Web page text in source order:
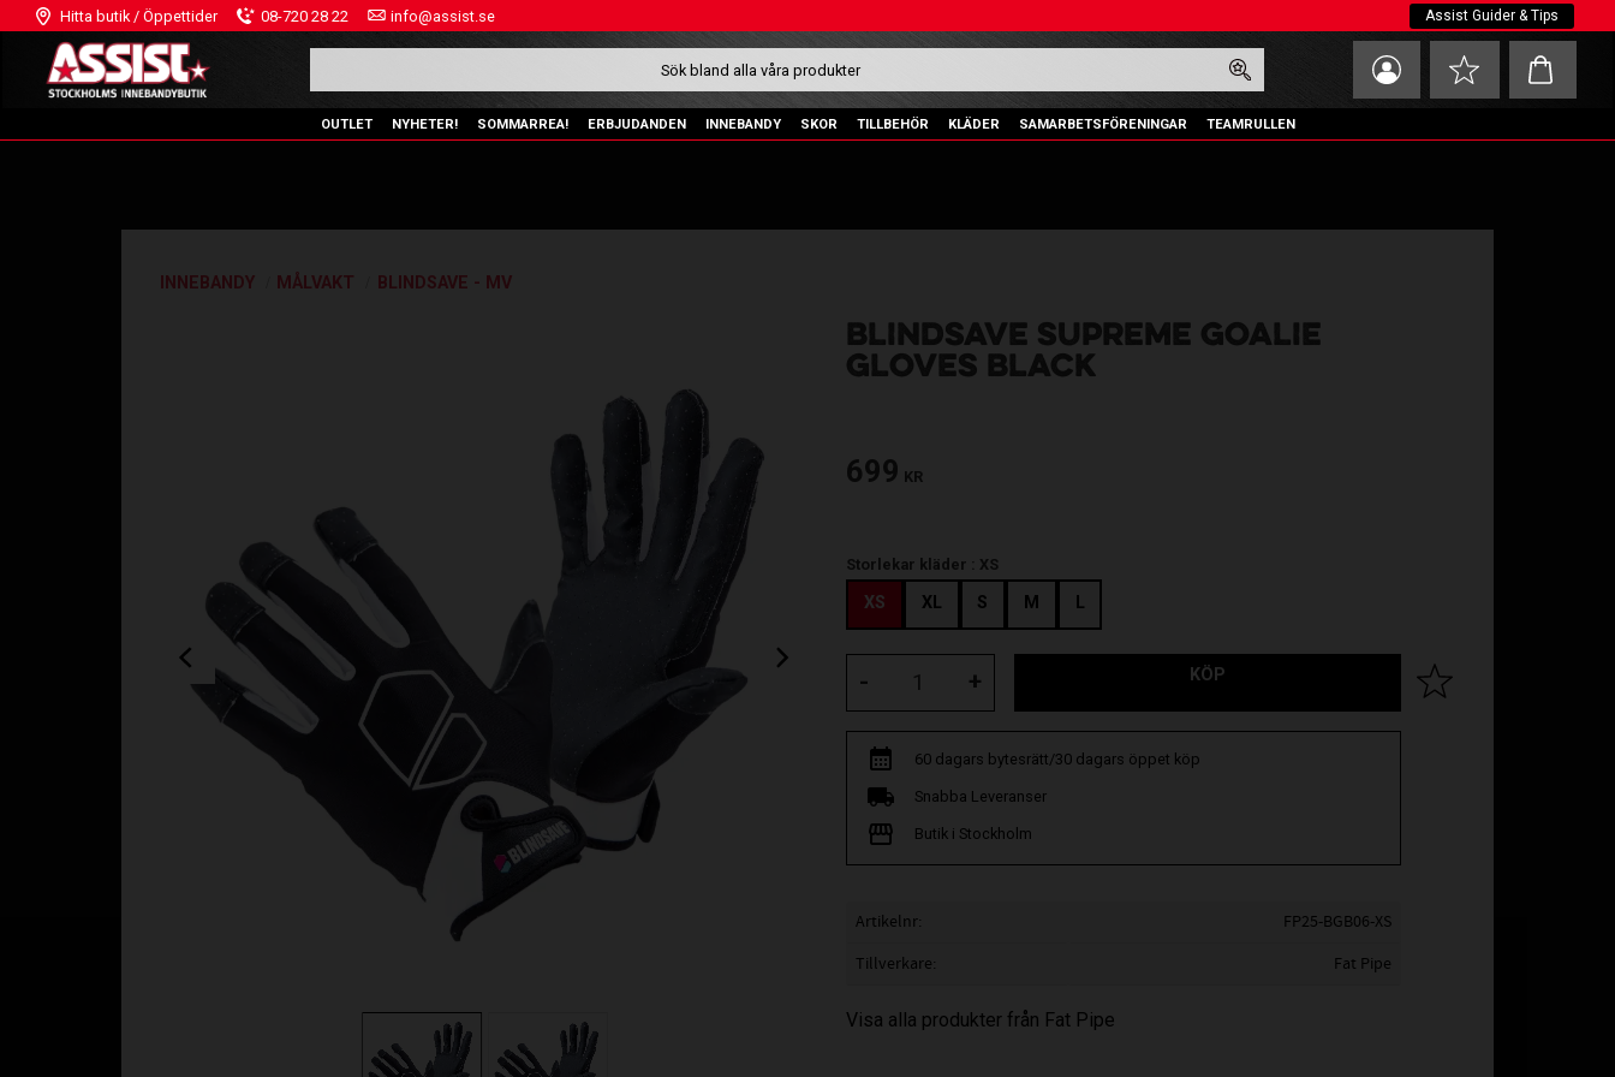
Hitta butik / Öppettider 08-720 28 22 info@assist.se Assist Guider & Tips
Favoriter
Kundvagn
OUTLET NYHETER! SOMMARREA! ERBJUDANDEN INNEBANDY SKOR TILLBEHÖR KLÄDER SAMARBETSFÖRENINGAR TEAMRULLEN
INNEBANDY MÅLVAKT BLINDSAVE - MV
BLINDSAVE SUPREME GOALIE
GLOVES BLACK
699 KR
Storlekar kläder : XS
XS XL S M L
+
- KÖP Lägg till i favoriter
60 dagars bytesrätt/30 dagars öppet köp
Snabba Leveranser
Butik i Stockholm
Artikelnr
FP25-BGB06-XS
Tillverkare
Fat Pipe
Visa alla produkter från Fat Pipe